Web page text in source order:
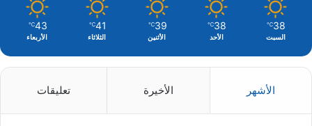
38
℃
السبت
38
℃
الأحد
39
℃
الأثنين
41
℃
الثلاثاء
43
℃
الأربعاء
الأشهر الأخيرة تعليقات